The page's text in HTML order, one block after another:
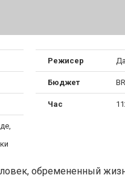
Режисер
Бюджет
Час
обремененный